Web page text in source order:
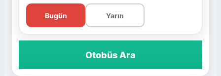
Bugün Yarın
Otobüs Ara